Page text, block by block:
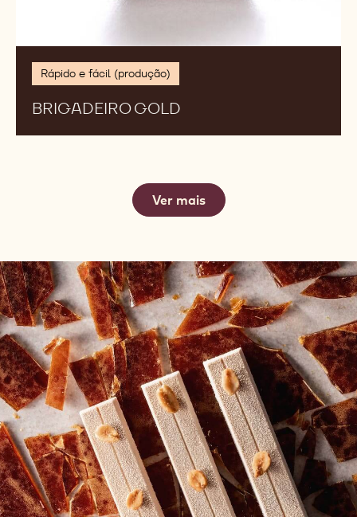
Rápido e fácil (produção)
BRIGADEIRO GOLD
Ver mais